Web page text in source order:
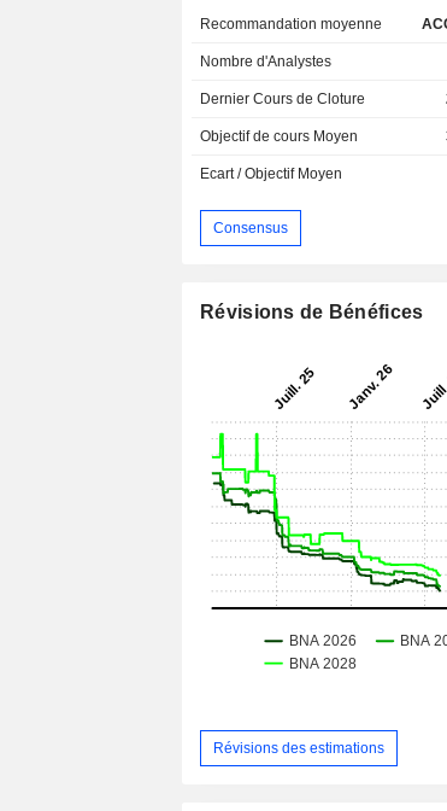
Recommandation moyenne
Nombre d'Analystes
Dernier Cours de Cloture
Objectif de cours Moyen
Ecart / Objectif Moyen
Consensus
Révisions de Bénéfices
Révisions des estimations